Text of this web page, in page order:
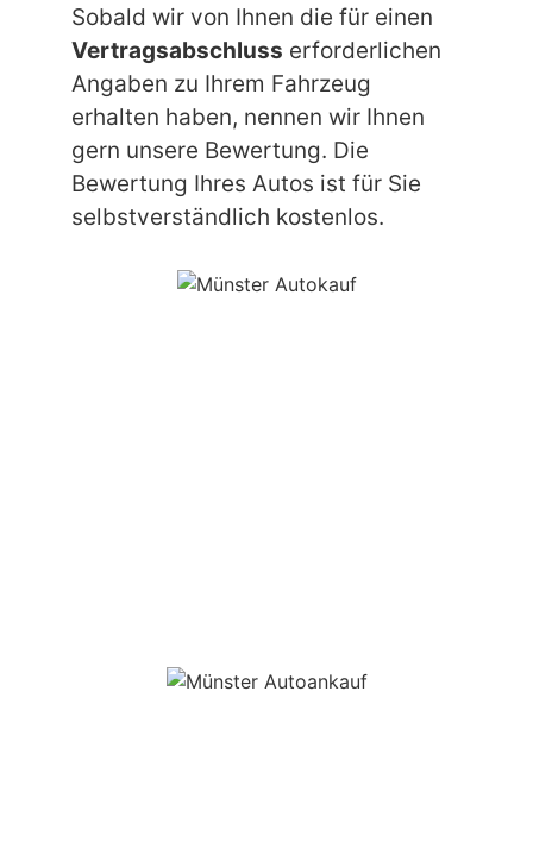
Sobald wir von Ihnen die für einen
Vertragsabschluss erforderlichen
Angaben zu Ihrem Fahrzeug
erhalten haben, nennen wir Ihnen
gern unsere Bewertung. Die
Bewertung Ihres Autos ist für Sie
selbstverständlich kostenlos.